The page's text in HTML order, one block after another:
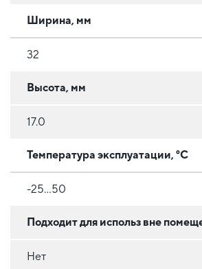
Ширина, мм
32
Высота, мм
17.0
Температура эксплуатации, °C
-25...50
Подходит для использ вне
Нет